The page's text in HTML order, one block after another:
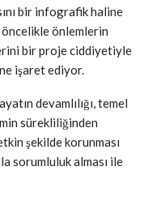
bir infografik haline
öncelikle önlemlerin
bir proje ciddiyetiyle
işaret ediyor.
devamlılığı, temel
sürekliliğinden
şekilde korunması
sorumluluk alması ile